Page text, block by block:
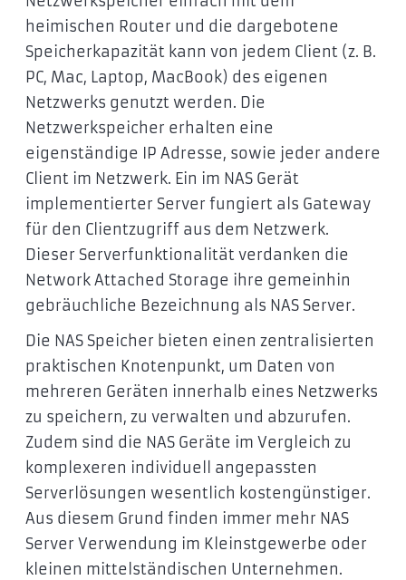
heimischen Router und die dargebotene
Speicherkapazität kann von jedem Client (z. B.
PC, Mac, Laptop, MacBook) des eigenen
Netzwerks genutzt werden. Die
Netzwerkspeicher erhalten eine
eigenständige IP Adresse, sowie jeder andere
Client im Netzwerk. Ein im NAS Gerät
implementierter Server fungiert als Gateway
für den Clientzugriff aus dem Netzwerk.
Dieser Serverfunktionalität verdanken die
Network Attached Storage ihre gemeinhin
gebräuchliche Bezeichnung als NAS Server.
Die NAS Speicher bieten einen zentralisierten
praktischen Knotenpunkt, um Daten von
mehreren Geräten innerhalb eines Netzwerks
zu speichern, zu verwalten und abzurufen.
Zudem sind die NAS Geräte im Vergleich zu
komplexeren individuell angepassten
Serverlösungen wesentlich kostengünstiger.
Aus diesem Grund finden immer mehr NAS
Server Verwendung im Kleinstgewerbe oder
kleinen mittelständischen Unternehmen.